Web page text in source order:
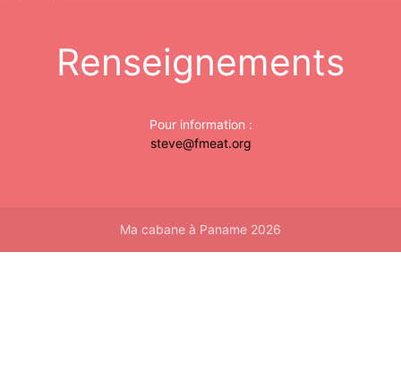
Renseignements
Pour information :
steve@fmeat.org
Ma cabane à Paname 2026